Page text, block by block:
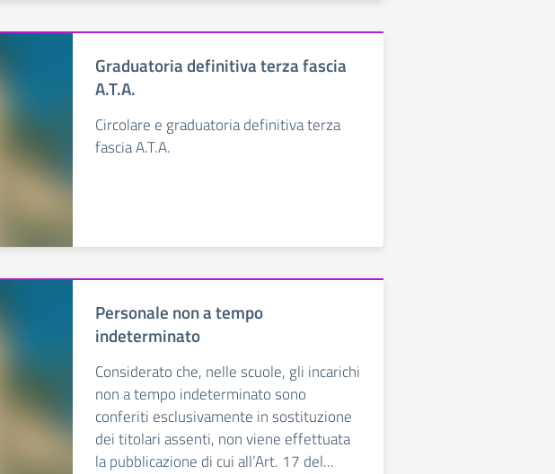
Graduatoria definitiva terza fascia
A.T.A.
Circolare e graduatoria definitiva terza
fascia A.T.A.
Personale non a tempo
indeterminato
Considerato che, nelle scuole, gli incarichi
non a tempo indeterminato sono
conferiti esclusivamente in sostituzione
dei titolari assenti, non viene effettuata
la pubblicazione di cui all’Art. 17 del...